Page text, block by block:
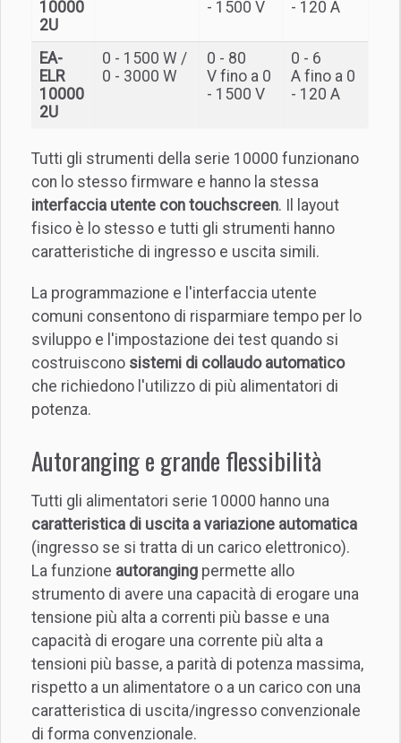
10000
2U
- 1500 V
- 120 A
EA-
ELR
10000
2U
0 - 1500 W /
0 - 3000 W
0 - 80
V fino a 0
- 1500 V
0 - 6
A fino a 0
- 120 A
Tutti gli strumenti della serie 10000 funzionano
con lo stesso firmware e hanno la stessa
interfaccia utente con touchscreen. Il layout
fisico è lo stesso e tutti gli strumenti hanno
caratteristiche di ingresso e uscita simili.
La programmazione e l'interfaccia utente
comuni consentono di risparmiare tempo per lo
sviluppo e l'impostazione dei test quando si
costruiscono sistemi di collaudo automatico
che richiedono l'utilizzo di più alimentatori di
potenza.
Autoranging e grande flessibilità
Tutti gli alimentatori serie 10000 hanno una
caratteristica di uscita a variazione automatica
(ingresso se si tratta di un carico elettronico).
La funzione autoranging permette allo
strumento di avere una capacità di erogare una
tensione più alta a correnti più basse e una
capacità di erogare una corrente più alta a
tensioni più basse, a parità di potenza massima,
rispetto a un alimentatore o a un carico con una
caratteristica di uscita/ingresso convenzionale
di forma convenzionale.